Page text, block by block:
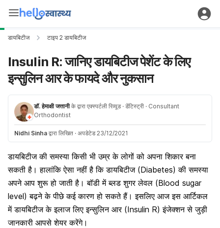
डायबिटीज टाइप 2 डायबिटीज
Insulin R: जानिए डायबिटीज पेशेंट के लिए
इन्सुलिन आर के फायदे और नुकसान
डॉ. हेमाक्षी जत्तानीके द्वारा एक्स्पर्टली रिव्यूड · डेंटिस्ट्री · Consultant
Orthodontist
Nidhi Sinha द्वारा लिखित · अपडेटेड 23/12/2021
डायबिटीज की समस्या किसी भी उम्र के लोगों को अपना शिकार बना
सकती है। हालांकि ऐसा नहीं है कि डायबिटीज (Diabetes) की समस्या
अपने आप शुरू हो जाती है। बॉडी में ब्लड शुगर लेवल (Blood sugar
level) बढ़ने के पीछे कई कारण हो सकते हैं। इसलिए आज इस आर्टिकल
में डायबिटीज के इलाज लिए इन्सुलिन आर (Insulin R) इंजेक्शन से जुड़ी
जानकारी आपसे शेयर करेंगे।